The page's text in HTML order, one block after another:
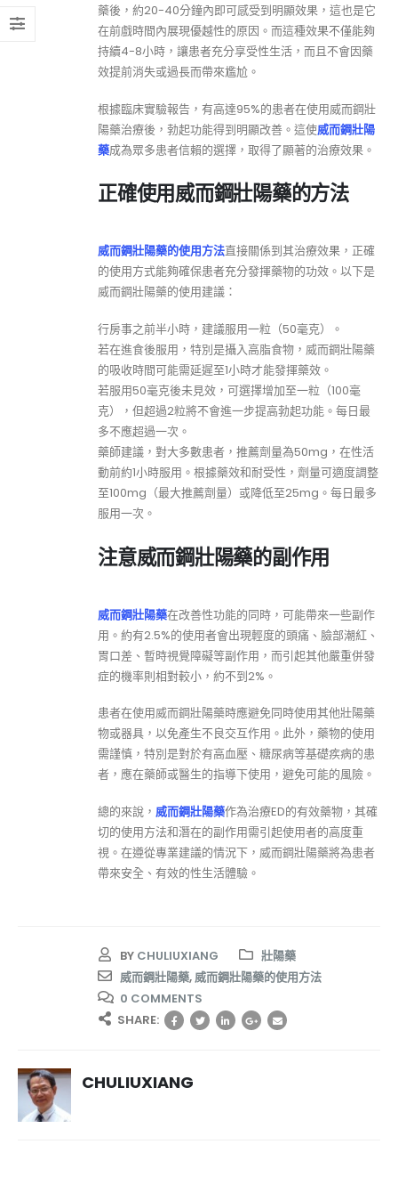
藥後，約20-40分鐘內即可感受到明顯效果，這也是它
在前戲時間內展現優越性的原因。而這種效果不僅能夠
持續4-8小時，讓患者充分享受性生活，而且不會因藥
效提前消失或過長而帶來尷尬。
根據臨床實驗報告，有高達95%的患者在使用威而鋼壯
陽藥治療後，勃起功能得到明顯改善。這使威而鋼壯陽
藥成為眾多患者信賴的選擇，取得了顯著的治療效果。
正確使用威而鋼壯陽藥的方法
威而鋼壯陽藥的使用方法直接關係到其治療效果，正確
的使用方式能夠確保患者充分發揮藥物的功效。以下是
威而鋼壯陽藥的使用建議：
行房事之前半小時，建議服用一粒（50毫克）。
若在進食後服用，特別是攝入高脂食物，威而鋼壯陽藥
的吸收時間可能需延遲至1小時才能發揮藥效。
若服用50毫克後未見效，可選擇增加至一粒（100毫
克），但超過2粒將不會進一步提高勃起功能。每日最
多不應超過一次。
藥師建議，對大多數患者，推薦劑量為50mg，在性活
動前約1小時服用。根據藥效和耐受性，劑量可適度調整
至100mg（最大推薦劑量）或降低至25mg。每日最多
服用一次。
注意威而鋼壯陽藥的副作用
威而鋼壯陽藥在改善性功能的同時，可能帶來一些副作
用。約有2.5%的使用者會出現輕度的頭痛、臉部潮紅、
胃口差、暫時視覺障礙等副作用，而引起其他嚴重併發
症的機率則相對較小，約不到2%。
患者在使用威而鋼壯陽藥時應避免同時使用其他壯陽藥
物或器具，以免產生不良交互作用。此外，藥物的使用
需謹慎，特別是對於有高血壓、糖尿病等基礎疾病的患
者，應在藥師或醫生的指導下使用，避免可能的風險。
總的來說， 威而鋼壯陽藥作為治療ED的有效藥物，其確
切的使用方法和潛在的副作用需引起使用者的高度重
視。在遵從專業建議的情況下，威而鋼壯陽藥將為患者
帶來安全、有效的性生活體驗。
BY CHULIUXIANG
壯陽藥
威而鋼壯陽藥,威而鋼壯陽藥的使用方法
0 COMMENTS
SHARE:
CHULIUXIANG